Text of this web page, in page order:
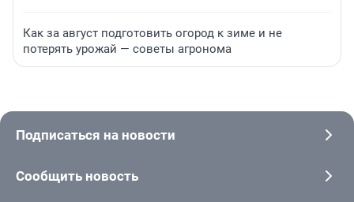
Как за август подготовить огород к зиме и не
потерять урожай — советы агронома
Подписаться на новости
Сообщить новость